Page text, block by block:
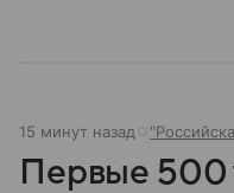
15 минут назад
Первые 500